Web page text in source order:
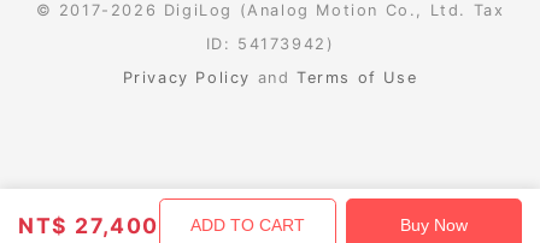
NT$ 27,400 ADD TO CART Buy Now
© 2017-2026 DigiLog (Analog Motion Co., Ltd. Tax
ID: 54173942)
Privacy Policy andTerms of Use